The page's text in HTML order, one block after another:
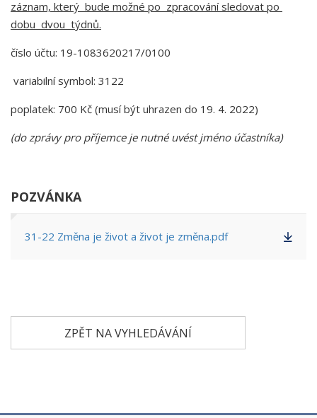
záznam, který bude možné po zpracování sledovat po
dobu dvou týdnů.
číslo účtu: 19-1083620217/0100
variabilní symbol: 3122
poplatek: 700 Kč (musí být uhrazen do 19. 4. 2022)
(do zprávy pro příjemce je nutné uvést jméno účastníka)
POZVÁNKA
31-22 Změna je život a život je změna.pdf
ZPĚT NA VYHLEDÁVÁNÍ